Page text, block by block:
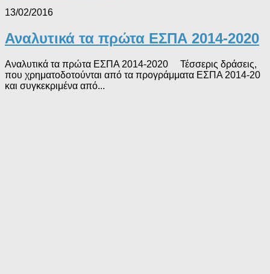
13/02/2016
Αναλυτικά τα πρώτα ΕΣΠΑ 2014-2020
Αναλυτικά τα πρώτα ΕΣΠΑ 2014-2020 Τέσσερις δράσεις,
που χρηματοδοτούνται από τα προγράμματα ΕΣΠΑ 2014-20
και συγκεκριμένα από...